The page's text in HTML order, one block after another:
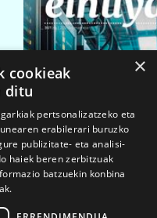
×
cookieak
ditu
pertsonalizatzeko eta
erabilerari buruzko
publizitate- eta analisi-
haiek beren zerbitzuak
batzuekin konbina